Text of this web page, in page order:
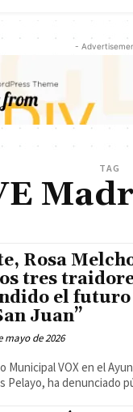
-
TAG
Rosa
tres
el
Juan”
mayo de 2026
Municipal VOX en el
Pelayo, ha denunciado